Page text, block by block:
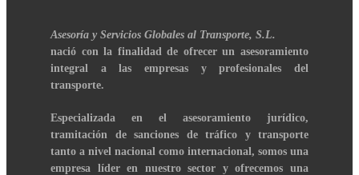
Asesoría y Servicios Globales al Transporte, S.L.
nació con la finalidad de ofrecer un asesoramiento
integral a las empresas y profesionales del
transporte.
Especializada en el asesoramiento jurídico,
tramitación de sanciones de tráfico y transporte
tanto a nivel nacional como internacional, somos una
empresa líder en nuestro sector y ofrecemos una